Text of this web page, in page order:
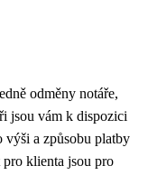
odměny notáře,
jsou vám k dispozici
výši a způsobu platby
pro klienta jsou pro